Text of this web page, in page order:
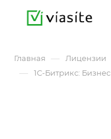
Главная — Лицензии
— 1С-Битрикс: Бизнес